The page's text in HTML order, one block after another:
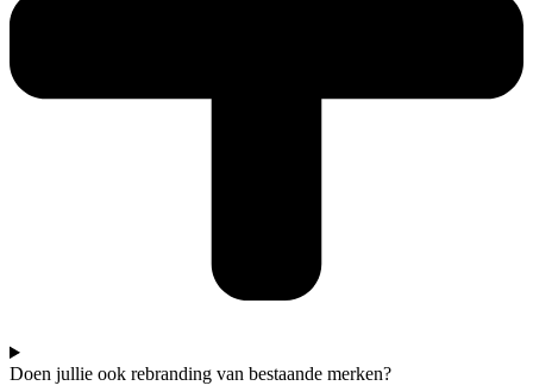
Doen jullie ook rebranding van bestaande merken?